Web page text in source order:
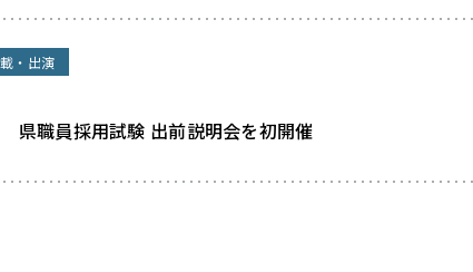
・出演
県職員採用試験 出前説明会を初開催